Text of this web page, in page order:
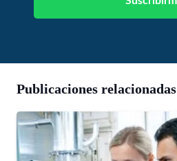
Publicaciones relacionadas